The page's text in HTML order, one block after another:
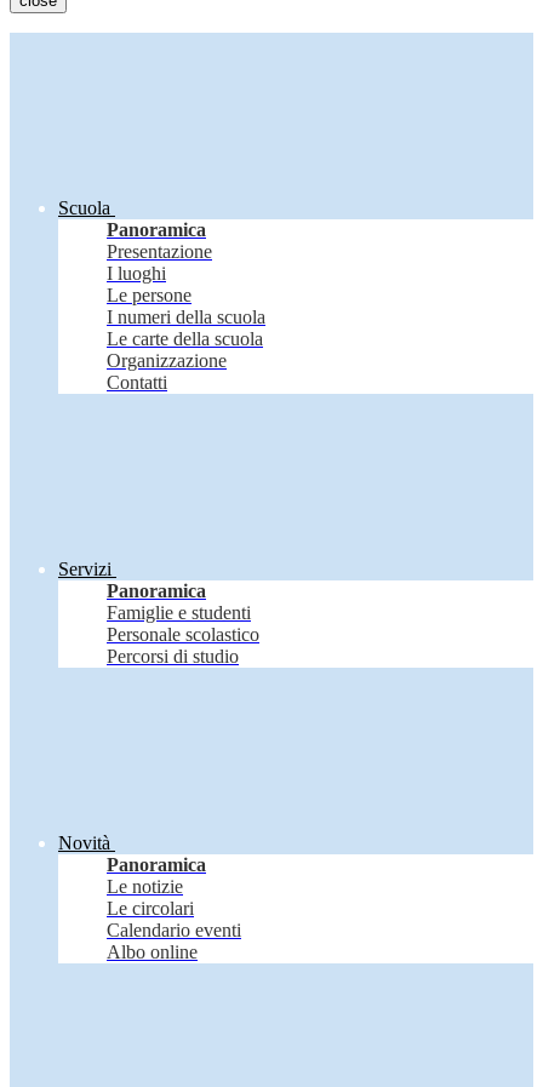
Scuola
Panoramica
Presentazione
I luoghi
Le persone
I numeri della scuola
Le carte della scuola
Organizzazione
Contatti
Servizi
Panoramica
Famiglie e studenti
Personale scolastico
Percorsi di studio
Novità
Panoramica
Le notizie
Le circolari
Calendario eventi
Albo online